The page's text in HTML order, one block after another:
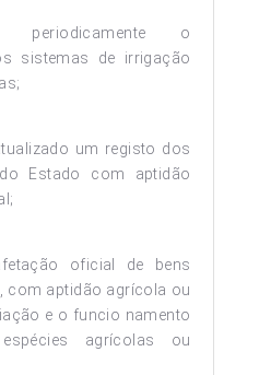
periodicamente o
sistemas de irrigação
um registo dos
Estado com aptidão
oficial de bens
com aptidão agrícola ou
e o funcio namento
agrícolas ou